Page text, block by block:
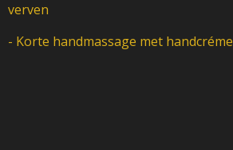
verven
- Korte handmassage met handcréme